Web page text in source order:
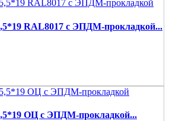
RAL8017 с ЭПДМ-прокладкой...
ОЦ с ЭПДМ-прокладкой...